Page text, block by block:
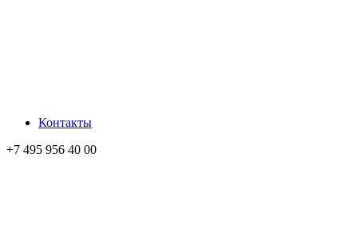
Контакты
+7 495 956 40 00